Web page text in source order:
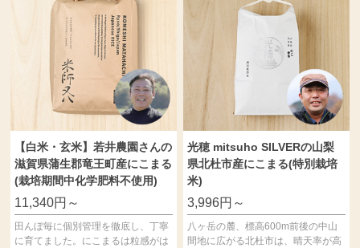
【白米・玄米】若井農園さんの
滋賀県蒲生郡竜王町産にこまる
(栽培期間中化学肥料不使用)
11,340円～
田んぼ毎に個別管理を徹底し、丁寧
に育てました。にこまるは粒感がは
光穂 mitsuho SILVERの山梨
県北杜市産にこまる(特別栽培
米)
3,996円～
八ヶ岳の麓、標高600m前後の中山
間地に広がる北杜市は、晴天率が高